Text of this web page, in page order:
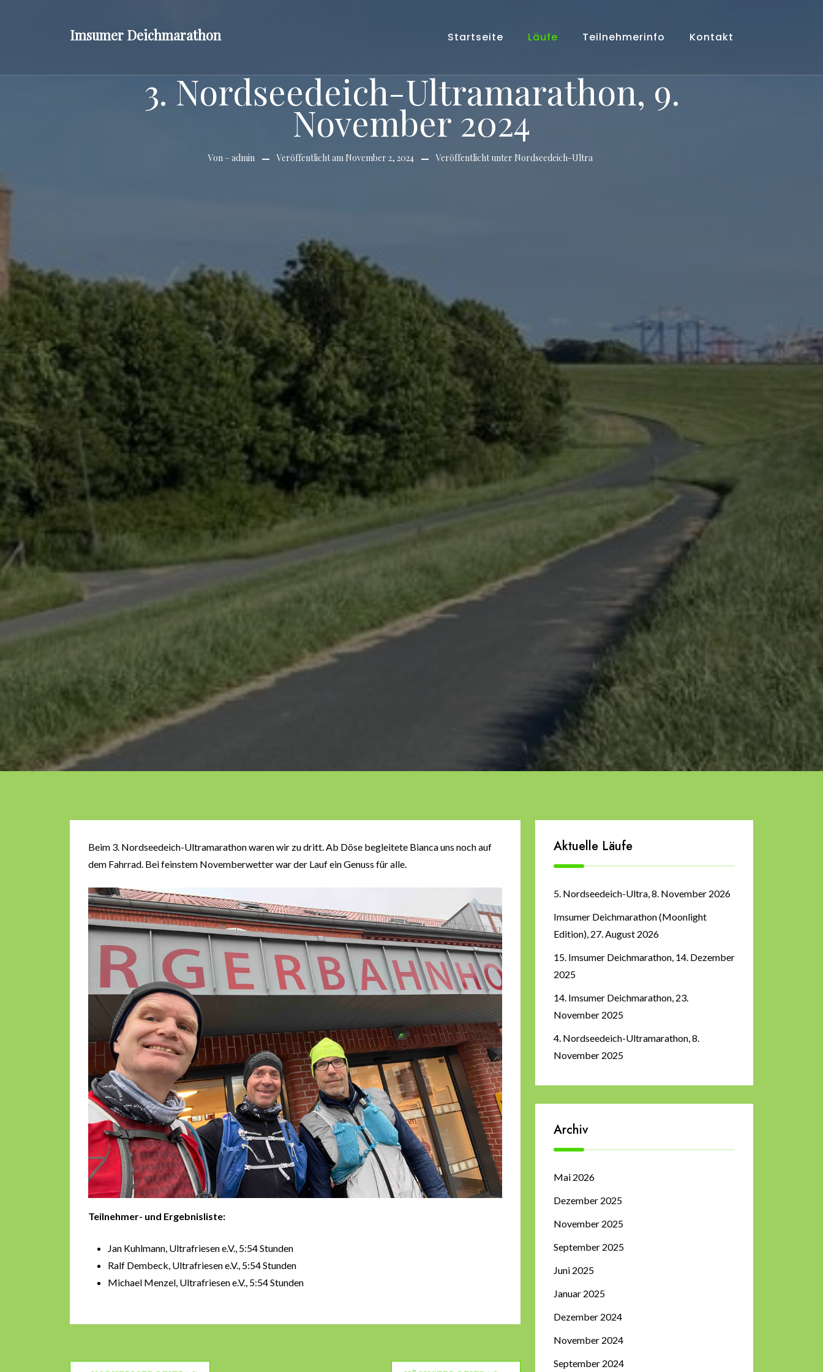
Imsumer Deichmarathon Startseite Läufe Teilnehmerinfo Kontakt
3. Nordseedeich-Ultramarathon, 9.
November 2024
Von – admin Veröffentlicht am November 2, 2024 Veröffentlicht unter Nordseedeich-Ultra
Beim 3. Nordseedeich-Ultramarathon waren wir zu dritt. Ab Döse begleitete Bianca uns noch auf
dem Fahrrad. Bei feinstem Novemberwetter war der Lauf ein Genuss für alle.
Teilnehmer- und Ergebnisliste:
Jan Kuhlmann, Ultrafriesen e.V., 5:54 Stunden
Ralf Dembeck, Ultrafriesen e.V., 5:54 Stunden
Michael Menzel, Ultrafriesen e.V., 5:54 Stunden
Aktuelle Läufe
5. Nordseedeich-Ultra, 8. November 2026
Imsumer Deichmarathon (Moonlight
Edition), 27. August 2026
15. Imsumer Deichmarathon, 14. Dezember
2025
14. Imsumer Deichmarathon, 23.
November 2025
4. Nordseedeich-Ultramarathon, 8.
November 2025
Archiv
Mai 2026
Dezember 2025
November 2025
September 2025
Juni 2025
Januar 2025
Dezember 2024
November 2024
September 2024